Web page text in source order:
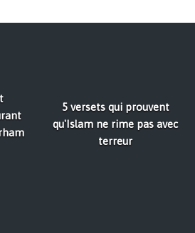
5 versets qui prouvent
qu'Islam ne rime pas avec
terreur